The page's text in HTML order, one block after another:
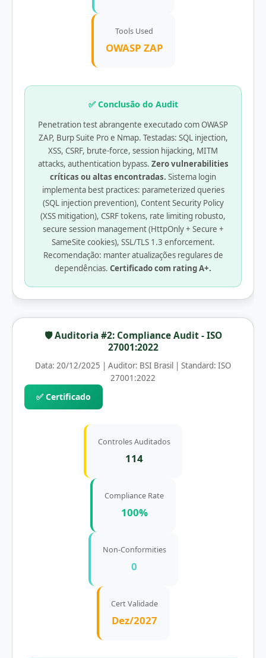
Tools Used
OWASP ZAP
✅ Conclusão do Audit
Penetration test abrangente executado com OWASP
ZAP, Burp Suite Pro e Nmap. Testadas: SQL injection,
XSS, CSRF, brute-force, session hijacking, MITM
attacks, authentication bypass. Zero vulnerabilities
críticas ou altas encontradas. Sistema login
implementa best practices: parameterized queries
(SQL injection prevention), Content Security Policy
(XSS mitigation), CSRF tokens, rate limiting robusto,
secure session management (HttpOnly + Secure +
SameSite cookies), SSL/TLS 1.3 enforcement.
Recomendação: manter atualizações regulares de
dependências. Certificado com rating A+.
🛡️ Auditoria #2: Compliance Audit - ISO
27001:2022
Data: 20/12/2025 | Auditor: BSI Brasil | Standard: ISO
27001:2022
✅ Certificado
Controles Auditados
114
Compliance Rate
100%
Non-Conformities
0
Cert Validade
Dez/2027